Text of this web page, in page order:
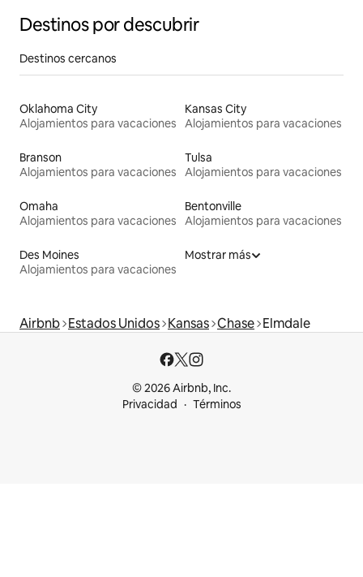
Destinos por descubrir
Destinos cercanos
Oklahoma City
Alojamientos para vacaciones
Kansas City
Alojamientos para vacaciones
Branson
Alojamientos para vacaciones
Tulsa
Alojamientos para vacaciones
Omaha
Alojamientos para vacaciones
Bentonville
Alojamientos para vacaciones
Des Moines
Alojamientos para vacaciones
Mostrar más
Airbnb Estados Unidos Kansas Chase Elmdale
© 2026 Airbnb, Inc.
Privacidad
Términos